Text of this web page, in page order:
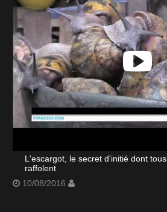
L'escargot, le secret d'initié dont
raffolent
10/08/2016